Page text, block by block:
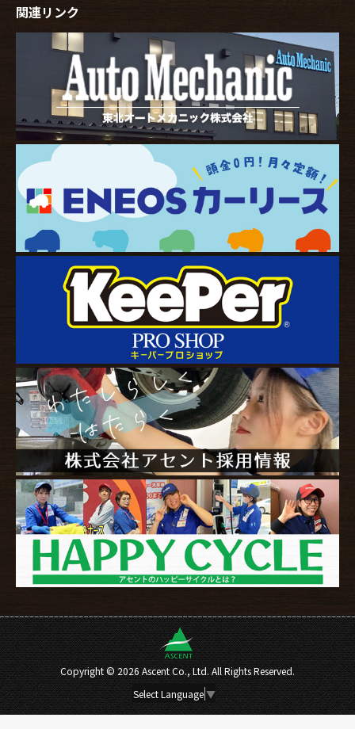
関連リンク
Copyright ©2026 Ascent Co., Ltd. All Rights Reserved.
Select Language ▼